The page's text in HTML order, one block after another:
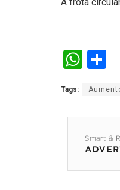
W
at
s
A
p
p
e
Tags: